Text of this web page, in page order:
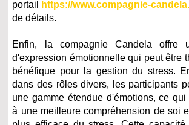
portail
https://www.compagnie-
de détails.
Enfin, la compagnie Candela offre
d'expression émotionnelle qui peut être
bénéfique pour la gestion du stress.
dans des rôles divers, les participants
une gamme étendue d'émotions, ce qui
à une meilleure compréhension de soi